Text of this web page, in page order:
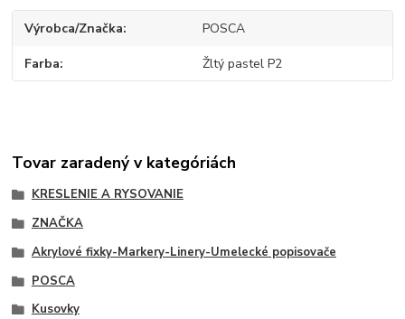
Výrobca/Značka POSCA
Farba Žltý pastel P2
Tovar zaradený v kategóriách
KRESLENIE A RYSOVANIE
ZNAČKA
Akrylové fixky-Markery-Linery-Umelecké popisovače
POSCA
Kusovky